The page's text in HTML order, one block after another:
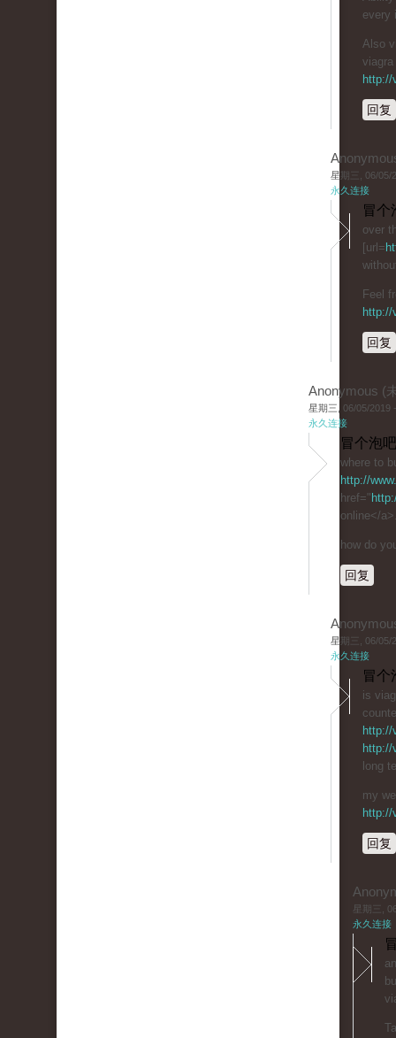
every
Also
viagra
http://
回复
星期三, 06/05/
永久连接
冒个
over
[url=
Feel
http://
回复
Anonymous (
星期三, 06/05/2019
永久连接
冒个泡
where to
http://
href="
online</
how do
回复
星期三, 06/05/
永久连接
冒个
is
http://
http://
long
my
http://
回复
星期三,
永久连接